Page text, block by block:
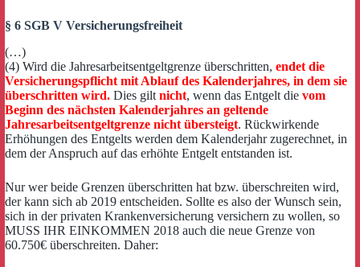
§ 6 SGB V Versicherungsfreiheit
(…)
(4) Wird die Jahresarbeitsentgeltgrenze überschritten, endet die
Versicherungspflicht mit Ablauf des Kalenderjahres, in dem sie
überschritten wird. Dies gilt nicht, wenn das Entgelt die vom
Beginn des nächsten Kalenderjahres an geltende
Jahresarbeitsentgeltgrenze nicht übersteigt. Rückwirkende
Erhöhungen des Entgelts werden dem Kalenderjahr zugerechnet, in
dem der Anspruch auf das erhöhte Entgelt entstanden ist.
Nur wer beide Grenzen überschritten hat bzw. überschreiten wird,
der kann sich ab 2019 entscheiden. Sollte es also der Wunsch sein,
sich in der privaten Krankenversicherung versichern zu wollen, so
MUSS IHR EINKOMMEN 2018 auch die neue Grenze von
60.750€ überschreiten. Daher: